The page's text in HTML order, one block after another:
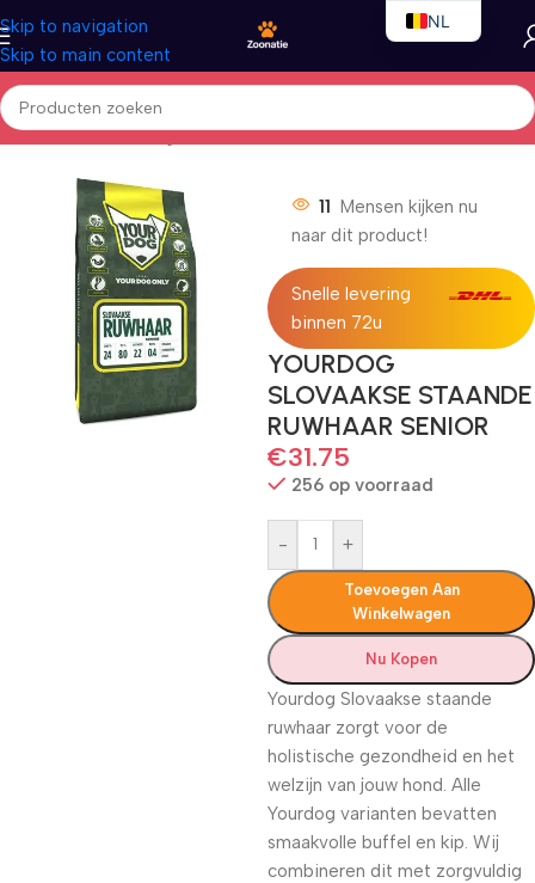
Skip to navigation
Skip to main content
Home/Honden/Droogvoer
11 Mensen kijken nu
naar dit product!
Snelle levering
binnen 72u
YOURDOG
SLOVAAKSE STAANDE
RUWHAAR SENIOR
€31.75
256 op voorraad
- +
Toevoegen Aan
Winkelwagen
Nu Kopen
Yourdog Slovaakse staande
ruwhaar zorgt voor de
holistische gezondheid en het
welzijn van jouw hond. Alle
Yourdog varianten bevatten
smaakvolle buffel en kip. Wij
combineren dit met zorgvuldig
NL